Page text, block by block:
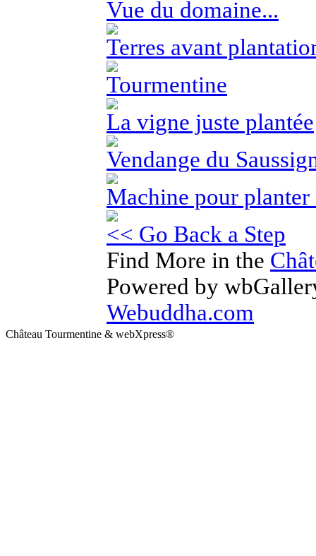
Vue du domaine...
Terres avant
Tourmentine
La vigne juste plantée
Vendange du
Machine pour
<< Go Back a Step
Find More in the
Powered by
Webuddha.com
Château Tourmentine & webXpress®